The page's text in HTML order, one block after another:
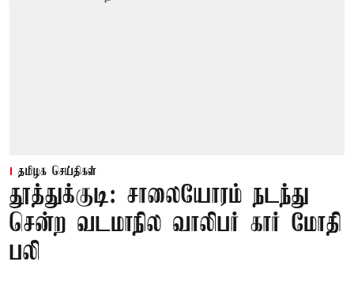
தமிழக செய்திகள்
தூத்துக்குடி: சாலையோரம் நடந்து
சென்ற வடமாநில வாலிபர் கார் மோதி
பலி